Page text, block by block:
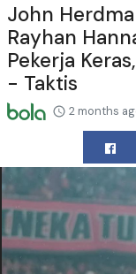
John
Rayhan
Pekerja
- Taktis
2 months